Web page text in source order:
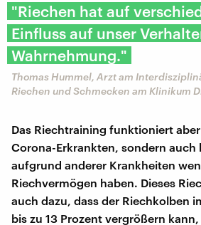
"Riechen hat auf
Einfluss auf unser
Wahrnehmung."
Thomas Hummel, Arzt am
Riechen und Schmecken am Klinikum
Das Riechtraining funktioniert
Corona-Erkrankten, sondern auch
aufgrund anderer Krankheiten
Riechvermögen haben. Dieses
auch dazu, dass der Riechkolben
bis zu 13 Prozent vergrößern